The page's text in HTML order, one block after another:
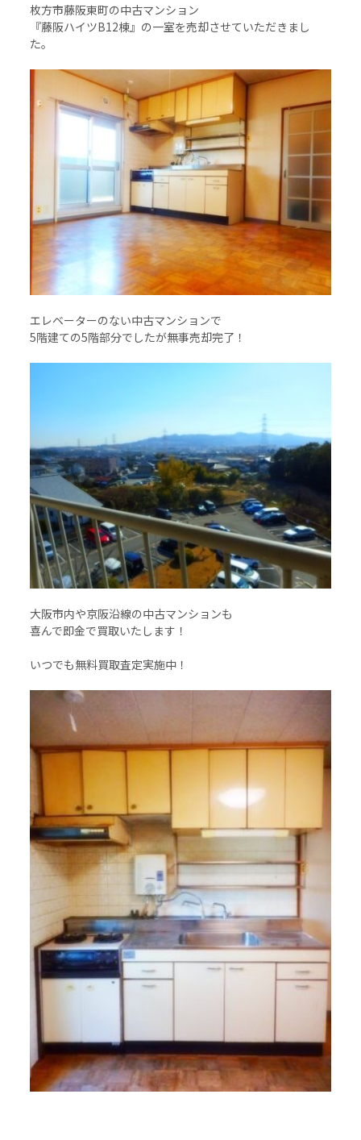
枚方市藤阪東町の中古マンション
『藤阪ハイツB12棟』の一室を売却させていただきまし
た。
エレベーターのない中古マンションで
5階建ての5階部分でしたが無事売却完了！
大阪市内や京阪沿線の中古マンションも
喜んで即金で買取いたします！
いつでも無料買取査定実施中！